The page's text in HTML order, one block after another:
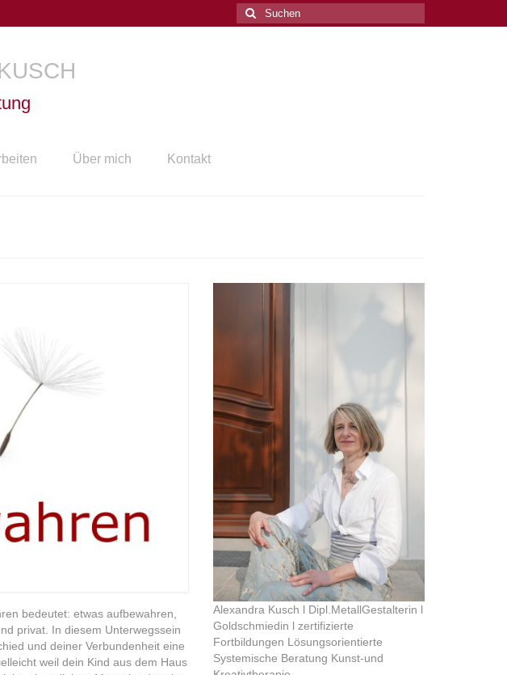
Suchen
nach:
Über mich Kontakt
bedeutet: etwas aufbewahren,
privat. In diesem Unterwegssein
und deiner Verbundenheit eine
weil dein Kind aus dem Haus
Alexandra Kusch l Dipl.MetallGestalterin l
Goldschmiedin l zertifizierte
Fortbildungen Lösungsorientierte
Systemische Beratung Kunst-und